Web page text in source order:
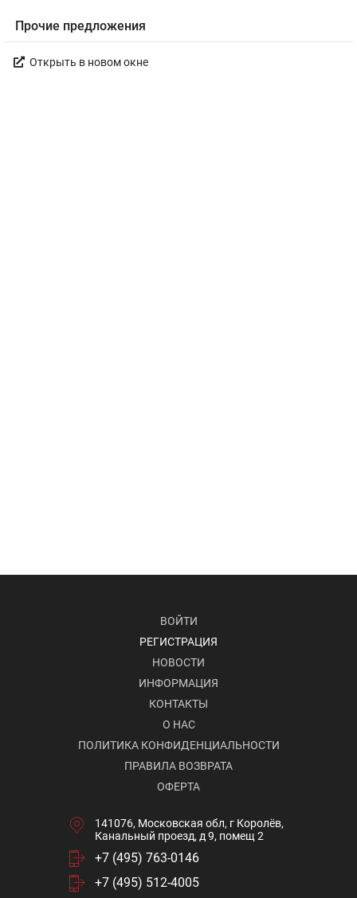
Прочие предложения
Открыть в новом окне
ВОЙТИ
РЕГИСТРАЦИЯ
НОВОСТИ
ИНФОРМАЦИЯ
КОНТАКТЫ
О НАС
ПОЛИТИКА КОНФИДЕНЦИАЛЬНОСТИ
ПРАВИЛА ВОЗВРАТА
ОФЕРТА
141076, Московская обл, г Королёв,
Канальный проезд, д 9, помещ 2
+7 (495) 763-0146
+7 (495) 512-4005